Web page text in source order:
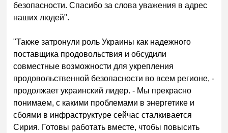
безопасности. Спасибо за слова уважения в адрес
наших людей".
"Также затронули роль Украины как надежного
поставщика продовольствия и обсудили
совместные возможности для укрепления
продовольственной безопасности во всем регионе, -
продолжает украинский лидер. - Мы прекрасно
понимаем, с какими проблемами в энергетике и
сбоями в инфраструктуре сейчас сталкивается
Сирия. Готовы работать вместе, чтобы повысить